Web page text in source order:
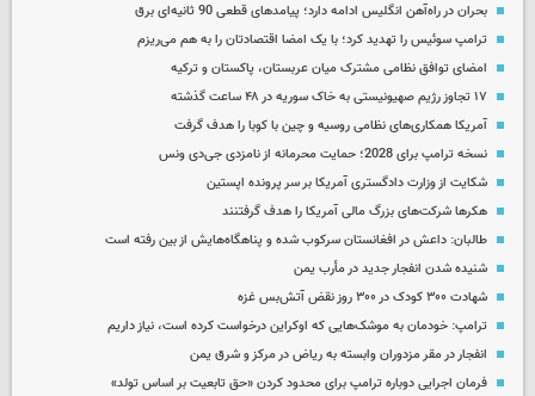
بحران در راه‌آهن انگلیس ادامه دارد؛ پیامدهای قطعی 90 ثانیه‌ای برق
ترامپ سوئیس را تهدید کرد؛ با یک امضا اقتصادتان را به هم می‌ریزم
امضای توافق نظامی مشترک میان عربستان، پاکستان و ترکیه
۱۷ تجاوز رژیم صهیونیستی به خاک سوریه در ۴۸ ساعت گذشته
آمریکا همکاری‌های نظامی روسیه و چین با کوبا را هدف گرفت
نسخه ترامپ برای 2028؛ حمایت محرمانه از نامزدی جی‌دی ونس
شکایت از وزارت دادگستری آمریکا بر سر پرونده اپستین
هکرها شرکت‌های بزرگ مالی آمریکا را هدف گرفتنند
طالبان: داعش در افغانستان سرکوب شده و پناهگاه‌هایش از بین رفته است
شنیده شدن انفجار جدید در مأرب یمن
شهادت ۳۰۰ کودک در ۳۰۰ روز نقض آتش‌بس غزه
ترامپ: خودمان به موشک‌هایی که اوکراین درخواست کرده است، نیاز داریم
انفجار در مقر مزدوران وابسته به ریاض در مرکز و شرق یمن
فرمان اجرایی دوباره ترامپ برای محدود کردن «حق تابعیت بر اساس تولد»